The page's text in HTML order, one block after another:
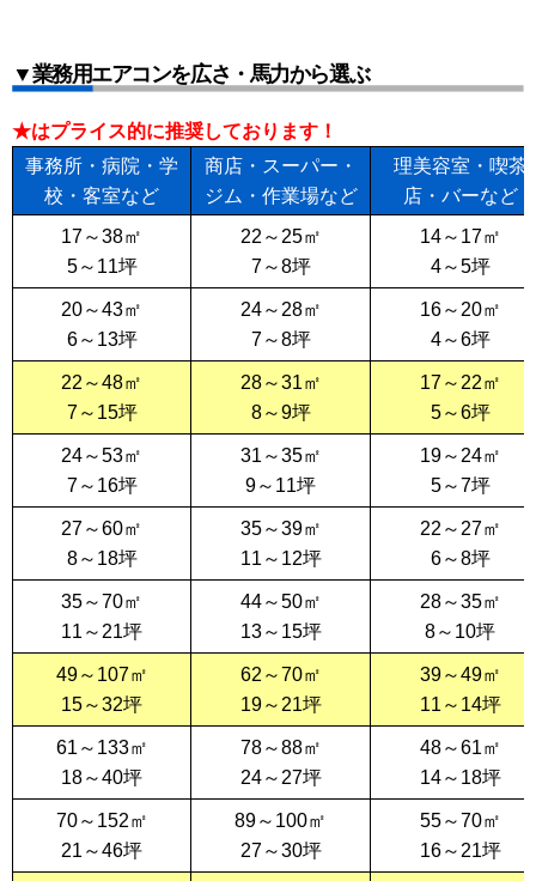
▼業務用エアコンを広さ・馬力から選ぶ
★はプライス的に推奨しております！
事務所・病院・学
校・客室など
商店・スーパー・
ジム・作業場など
理美容室・喫茶
店・バーなど
17～38㎡
5～11坪
22～25㎡
7～8坪
14～17㎡
4～5坪
20～43㎡
6～13坪
24～28㎡
7～8坪
16～20㎡
4～6坪
22～48㎡
7～15坪
28～31㎡
8～9坪
17～22㎡
5～6坪
24～53㎡
7～16坪
31～35㎡
9～11坪
19～24㎡
5～7坪
27～60㎡
8～18坪
35～39㎡
11～12坪
22～27㎡
6～8坪
35～70㎡
11～21坪
44～50㎡
13～15坪
28～35㎡
8～10坪
49～107㎡
15～32坪
62～70㎡
19～21坪
39～49㎡
11～14坪
61～133㎡
18～40坪
78～88㎡
24～27坪
48～61㎡
14～18坪
70～152㎡
21～46坪
89～100㎡
27～30坪
55～70㎡
16～21坪